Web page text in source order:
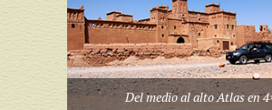
Del medio al alto Atlas en